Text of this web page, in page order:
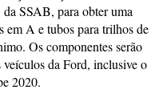
SSAB, para obter uma
em A e tubos para trilhos de
Os componentes serão
da Ford, inclusive o
2020.